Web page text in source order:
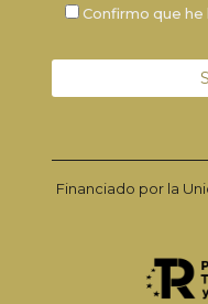
Confirmo que he
Financiado por la